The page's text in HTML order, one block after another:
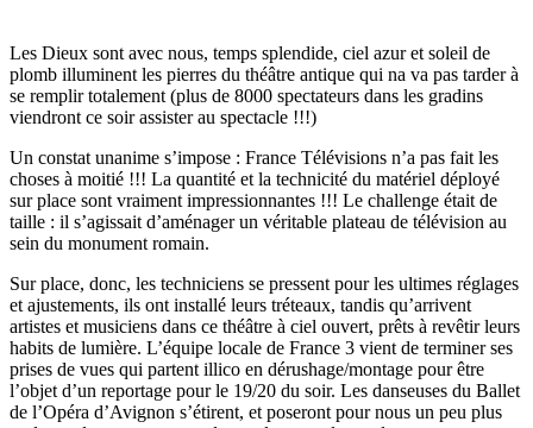
Les Dieux sont avec nous, temps splendide, ciel azur et soleil de
plomb illuminent les pierres du théâtre antique qui na va pas tarder à
se remplir totalement (plus de 8000 spectateurs dans les gradins
viendront ce soir assister au spectacle !!!)
Un constat unanime s’impose : France Télévisions n’a pas fait les
choses à moitié !!! La quantité et la technicité du matériel déployé
sur place sont vraiment impressionnantes !!! Le challenge était de
taille : il s’agissait d’aménager un véritable plateau de télévision au
sein du monument romain.
Sur place, donc, les techniciens se pressent pour les ultimes réglages
et ajustements, ils ont installé leurs tréteaux, tandis qu’arrivent
artistes et musiciens dans ce théâtre à ciel ouvert, prêts à revêtir leurs
habits de lumière. L’équipe locale de France 3 vient de terminer ses
prises de vues qui partent illico en dérushage/montage pour être
l’objet d’un reportage pour le 19/20 du soir. Les danseuses du Ballet
de l’Opéra d’Avignon s’étirent, et poseront pour nous un peu plus